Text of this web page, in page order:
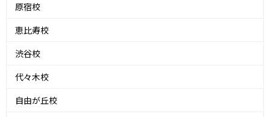
原宿校
恵比寿校
渋谷校
代々木校
自由が丘校